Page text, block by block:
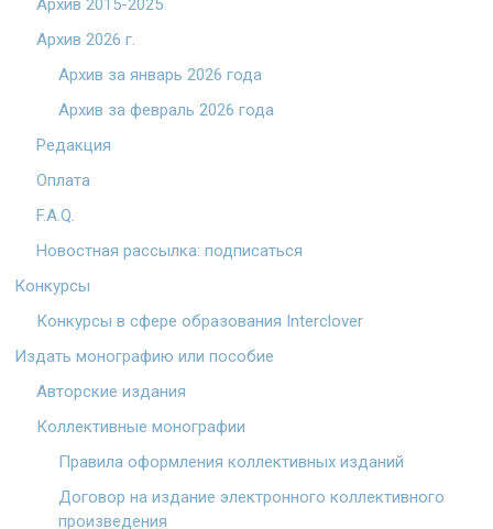
Архив 2015-2025
Архив 2026 г.
Архив за январь 2026 года
Архив за февраль 2026 года
Редакция
Оплата
F.A.Q.
Новостная рассылка: подписаться
Конкурсы
Конкурсы в сфере образования Interclover
Издать монографию или пособие
Авторские издания
Коллективные монографии
Правила оформления коллективных изданий
Договор на издание электронного коллективного
произведения